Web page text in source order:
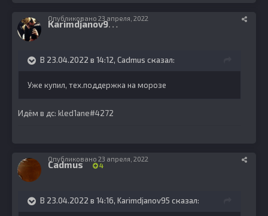
K
arimdjanov95 10
Опубликовано 23 апреля, 2022
В 23.04.2022 в 14:12, Cadmus сказал:
Уже купил, тех.поддержка на морозе
Идём в дс: kled1ane#4272
Cadmus 4
Опубликовано 23 апреля, 2022
В 23.04.2022 в 14:16, Karimdjanov95 сказал: